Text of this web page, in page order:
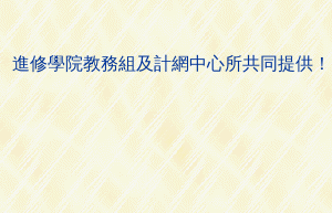
進修學院教務組及計網中心所共同提供！